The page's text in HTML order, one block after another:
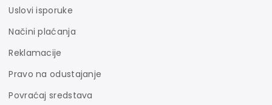
Uslovi isporuke
Načini plaćanja
Reklamacije
Pravo na odustajanje
Povraćaj sredstava